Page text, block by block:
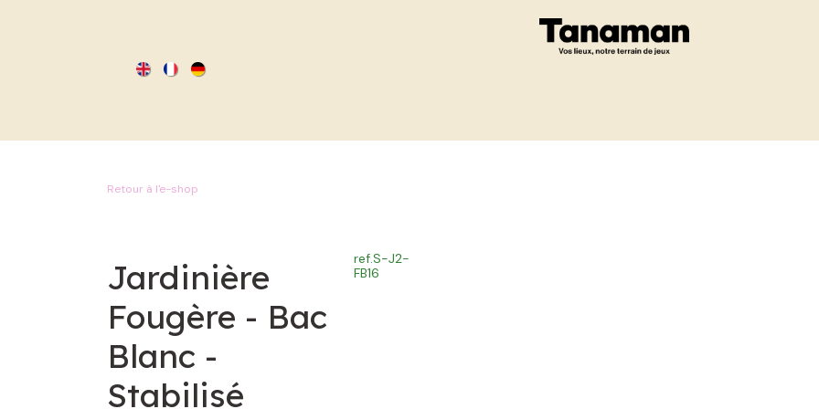
Retour à l'e-shop
Jardinière
Fougère - Bac
Blanc -
Stabilisé
ref.S-J2-
FB16